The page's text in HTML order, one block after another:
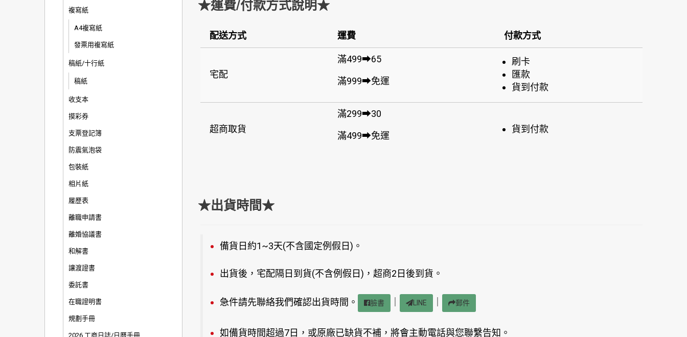
複寫紙
A4複寫紙
發票用複寫紙
稿紙/十行紙
稿紙
收支本
摸彩券
支票登記簿
防震氣泡袋
包裝紙
相片紙
履歷表
離職申請書
離婚協議書
和解書
讓渡證書
委託書
在職證明書
規劃手冊
2026 工商日誌/日曆手冊
★運費/付款方式說明★
配送方式 運費 付款方式
宅配
滿499➡65
滿999➡免運
刷卡
匯款
貨到付款
超商取貨
滿299➡30
滿499➡免運
貨到付款
★出貨時間★
備貨日約1~3天(不含國定例假日)。
出貨後，宅配隔日到貨(不含例假日)，超商2日後到貨。
急件請先聯絡我們確認出貨時間。 臉書 LINE 郵件
如備貨時間超過7日，或原廠已缺貨不補，將會主動電話與您聯繫告知。